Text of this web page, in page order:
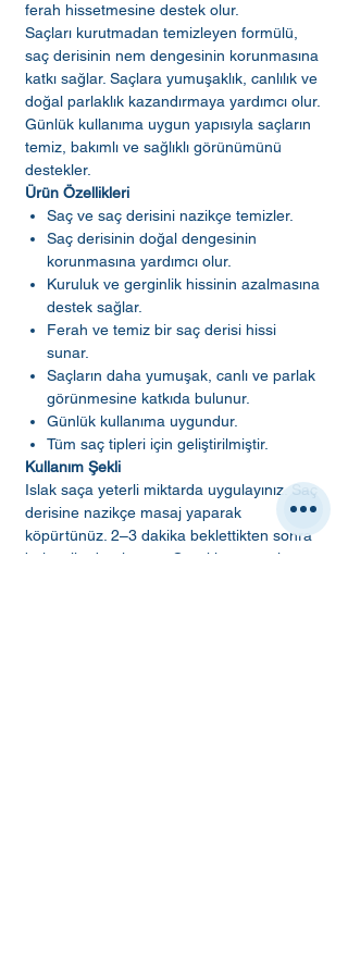
ferah hissetmesine destek olur.
Saçları kurutmadan temizleyen formülü,
saç derisinin nem dengesinin korunmasına
katkı sağlar. Saçlara yumuşaklık, canlılık ve
doğal parlaklık kazandırmaya yardımcı olur.
Günlük kullanıma uygun yapısıyla saçların
temiz, bakımlı ve sağlıklı görünümünü
destekler.
Ürün Özellikleri
Saç ve saç derisini nazikçe temizler.
Saç derisinin doğal dengesinin
korunmasına yardımcı olur.
Kuruluk ve gerginlik hissinin azalmasına
destek sağlar.
Ferah ve temiz bir saç derisi hissi
sunar.
Saçların daha yumuşak, canlı ve parlak
görünmesine katkıda bulunur.
Günlük kullanıma uygundur.
Tüm saç tipleri için geliştirilmiştir.
Kullanım Şekli
Islak saça yeterli miktarda uygulayınız. Saç
derisine nazikçe masaj yaparak
köpürtünüz. 2–3 dakika beklettikten sonra
bol su ile durulayınız. Gerekirse uygulamayı